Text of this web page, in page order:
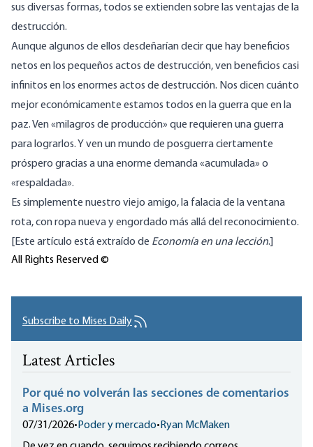
sus diversas formas, todos se extienden sobre las ventajas de la
destrucción.
Aunque algunos de ellos desdeñarían decir que hay beneficios
netos en los pequeños actos de destrucción, ven beneficios casi
infinitos en los enormes actos de destrucción. Nos dicen cuánto
mejor económicamente estamos todos en la guerra que en la
paz. Ven «milagros de producción» que requieren una guerra
para lograrlos. Y ven un mundo de posguerra ciertamente
próspero gracias a una enorme demanda «acumulada» o
«respaldada».
Es simplemente nuestro viejo amigo, la falacia de la ventana
rota, con ropa nueva y engordado más allá del reconocimiento.
[Este artículo está extraído de Economía en una lección.]
All Rights Reserved ©
Subscribe to Mises Daily
Latest Articles
Por qué no volverán las secciones de comentarios
a Mises.org
07/31/2026• Poder y mercado• Ryan McMaken